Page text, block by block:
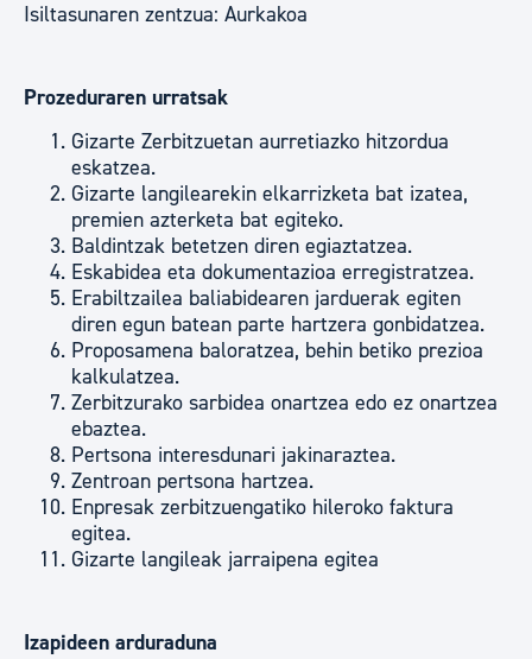
Isiltasunaren zentzua: Aurkakoa
Prozeduraren urratsak
Gizarte Zerbitzuetan aurretiazko hitzordua
eskatzea.
Gizarte langilearekin elkarrizketa bat izatea,
premien azterketa bat egiteko.
Baldintzak betetzen diren egiaztatzea.
Eskabidea eta dokumentazioa erregistratzea.
Erabiltzailea baliabidearen jarduerak egiten
diren egun batean parte hartzera gonbidatzea.
Proposamena baloratzea, behin betiko prezioa
kalkulatzea.
Zerbitzurako sarbidea onartzea edo ez onartzea
ebaztea.
Pertsona interesdunari jakinaraztea.
Zentroan pertsona hartzea.
Enpresak zerbitzuengatiko hileroko faktura
egitea.
Gizarte langileak jarraipena egitea
Izapideen arduraduna